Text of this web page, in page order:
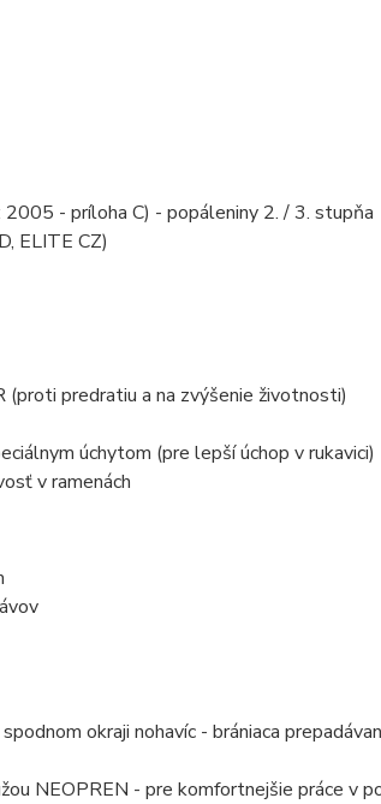
- príloha C) - popáleniny 2. / 3. stupňa
ELITE CZ)
(proti predratiu a na zvýšenie životnosti)
úchytom (pre lepší úchop v rukavici)
v ramenách
okraji nohavíc - brániaca
NEOPREN - pre komfortnejšie práce v